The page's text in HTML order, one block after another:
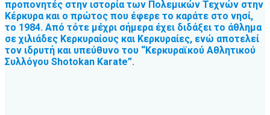
προπονητές στην ιστορία των Πολεμικών Τεχνών στην
Κέρκυρα και ο πρώτος που έφερε το καράτε στο νησί,
το 1984. Από τότε μέχρι σήμερα έχει διδάξει το άθλημα
σε χιλιάδες Κερκυραίους και Κερκυραίες, ενώ αποτελεί
τον ιδρυτή και υπεύθυνο του “Κερκυραϊκού Αθλητικού
Συλλόγου Shotokan Karate”.